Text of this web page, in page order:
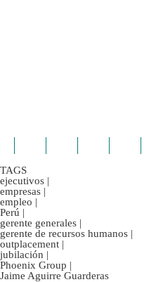
TAGS
ejecutivos |
empresas |
empleo |
Perú |
gerente generales |
gerente de recursos humanos |
outplacement |
jubilación |
Phoenix Group |
Jaime Aguirre Guarderas